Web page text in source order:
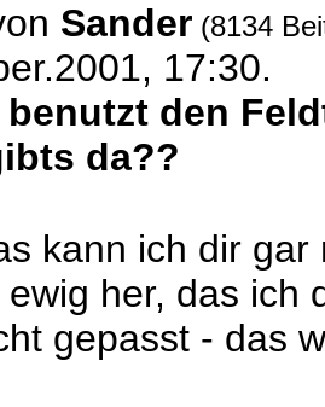
Sander (8134
17:30.
benutzt den
da??
kann ich dir
ewig her, das ich
gepasst - das